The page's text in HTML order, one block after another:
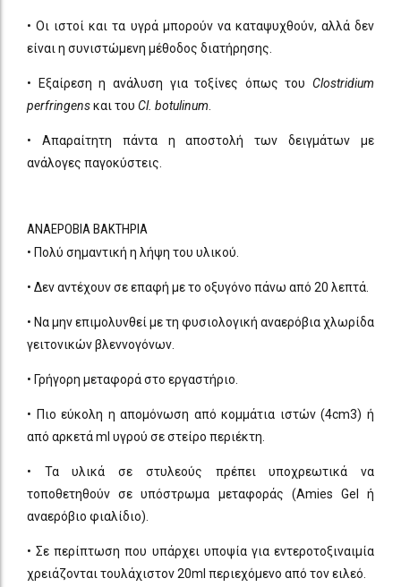
• Οι ιστοί και τα υγρά μπορούν να καταψυχθούν, αλλά δεν
είναι η συνιστώμενη μέθοδος διατήρησης.
• Εξαίρεση η ανάλυση για τοξίνες όπως του Clostridium
perfringensκαι του Cl. botulinum.
• Απαραίτητη πάντα η αποστολή των δειγμάτων με
ανάλογες παγοκύστεις.
ΑΝΑΕΡΟΒΙΑ ΒΑΚΤΗΡΙΑ
• Πολύ σημαντική η λήψη του υλικού.
• Δεν αντέχουν σε επαφή με το οξυγόνο πάνω από 20 λεπτά.
• Να μην επιμολυνθεί με τη φυσιολογική αναερόβια χλωρίδα
γειτονικών βλεννογόνων.
• Γρήγορη μεταφορά στο εργαστήριο.
• Πιο εύκολη η απομόνωση από κομμάτια ιστών (4cm3) ή
από αρκετά ml υγρού σε στείρο περιέκτη.
• Τα υλικά σε στυλεούς πρέπει υποχρεωτικά να
τοποθετηθούν σε υπόστρωμα μεταφοράς (Amies Gel ή
αναερόβιο φιαλίδιο).
• Σε περίπτωση που υπάρχει υποψία για εντεροτοξιναιμία
χρειάζονται τουλάχιστον 20ml περιεχόμενο από τον ειλεό.